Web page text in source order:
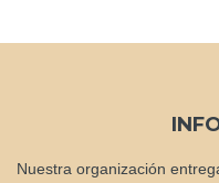
Nuestra organización